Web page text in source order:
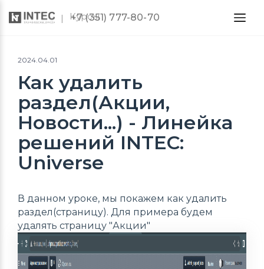
Курсы
+7 (351) 777-80-70
2024.04.01
Как удалить
раздел(Акции,
Новости...) - Линейка
решений INTEC:
Universe
В данном уроке, мы покажем как удалить
раздел(страницу). Для примера будем
удалять страницу "Акции"